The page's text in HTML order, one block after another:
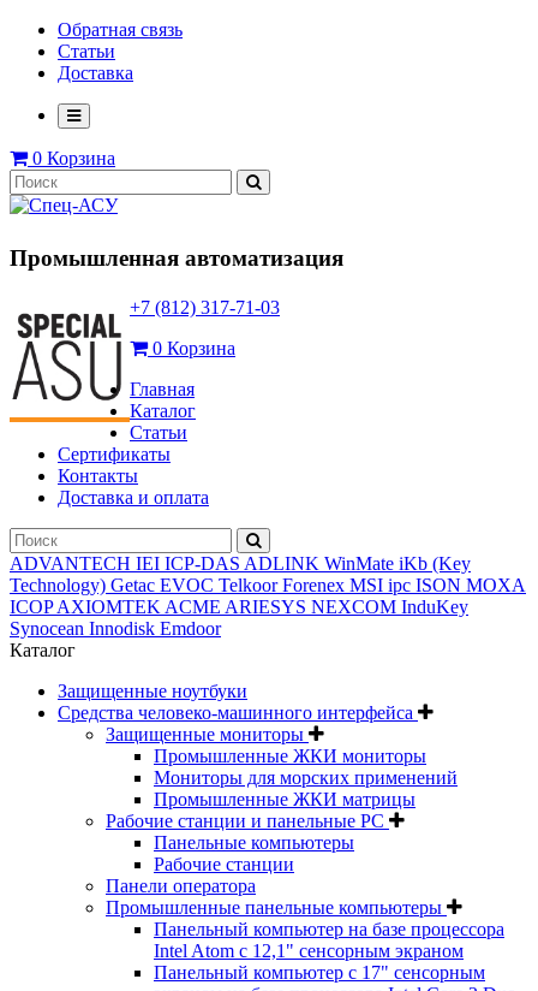
Обратная связь
Статьи
Доставка
0 Корзина
Промышленная автоматизация
+7 (812) 317-71-03
0 Корзина
Главная
Каталог
Статьи
Сертификаты
Контакты
Доставка и оплата
ADVANTECH IEI ICP-DAS ADLINK WinMate iKb (Key
Technology) Getac EVOC TelkoorForenex MSI ipc ISON MOXA
ICOPAXIOMTEK ACME ARIESYS NEXCOM InduKey
Synocean Innodisk Emdoor
Каталог
Защищенные ноутбуки
Средства человеко-машинного интерфейса
Защищенные мониторы
Промышленные ЖКИ мониторы
Мониторы для морских применений
Промышленные ЖКИ матрицы
Рабочие станции и панельные РС
Панельные компьютеры
Рабочие станции
Панели оператора
Промышленные панельные компьютеры
Панельный компьютер на базе процессора
Intel Atom с 12,1" сенсорным экраном
Панельный компьютер с 17" сенсорным